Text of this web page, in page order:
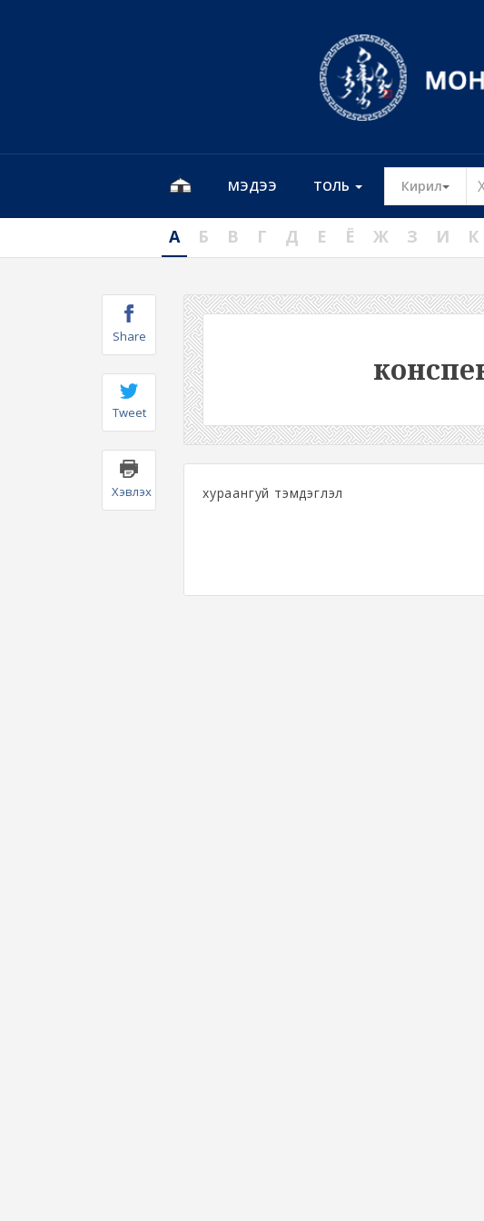
МЭДЭЭ ТОЛЬ Кирил
А Б В Г Д Е Ё Ж З И К
Share
Tweet
Хэвлэх хураангуй тэмдэглэл